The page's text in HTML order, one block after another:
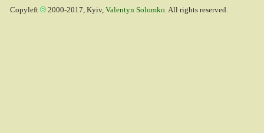
Copyleft 2000-2017, Kyiv, Valentyn Solomko. All rights reserved.